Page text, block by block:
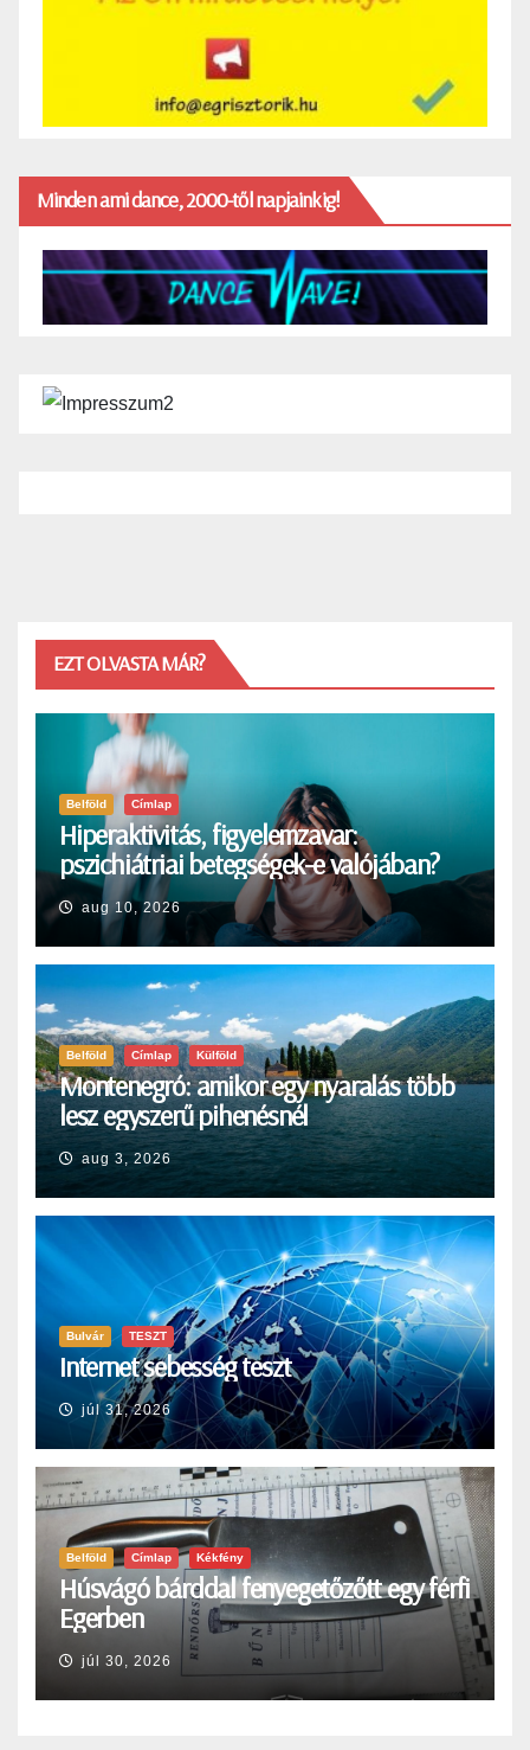
Minden ami dance, 2000-től napjainkig!
EZT OLVASTA MÁR?
Belföld Címlap
Hiperaktivitás, figyelemzavar:
pszichiátriai betegségek-e valójában?
aug 10, 2026
Belföld Címlap Külföld
Montenegró: amikor egy nyaralás több
lesz egyszerű pihenésnél
aug 3, 2026
Bulvár TESZT
Internet sebesség teszt
júl 31, 2026
Belföld Címlap Kékfény
Húsvágó bárddal fenyegetőzőtt egy férfi
Egerben
júl 30, 2026